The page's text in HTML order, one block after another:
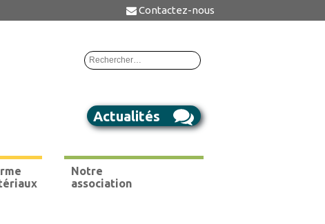
Contactez-nous
Rechercher :
Actualités
Notre
association